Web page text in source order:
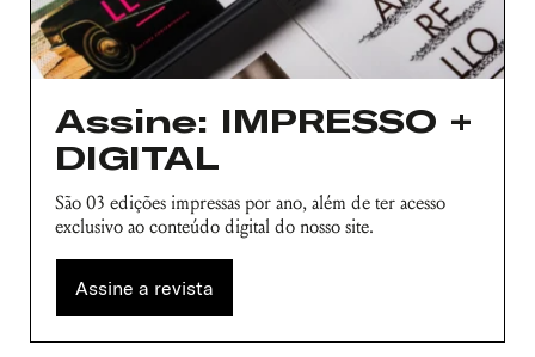
Assine: IMPRESSO +
DIGITAL
São 03 edições impressas por ano, além de ter acesso
exclusivo ao conteúdo digital do nosso site.
Assine a revista
Nome de usuário ou endereço de e-
mail
Senha